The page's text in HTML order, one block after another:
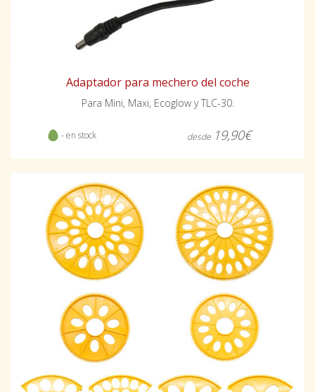
Adaptador para mechero del coche
Para Mini, Maxi, Ecoglow y TLC-30.
- en stock desde 19,90€